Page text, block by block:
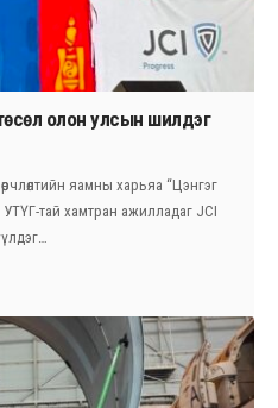
олон улсын шилдэг
яамны харьяа “Цэнгэг
УТҮГ-тай хамтран ажилладаг JCI